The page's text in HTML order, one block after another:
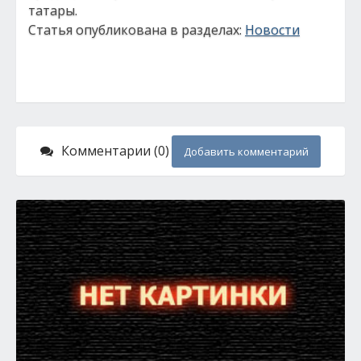
татары.
Статья опубликована в разделах: Новости
Комментарии (0) Добавить комментарий